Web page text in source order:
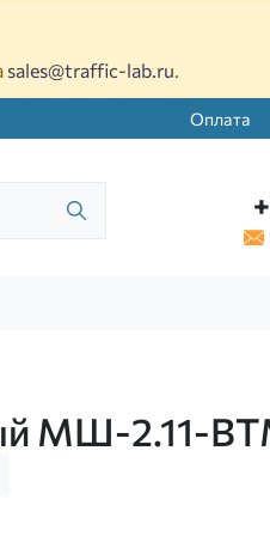
sales@traffic-lab.ru.
Оплата
МШ-2.11-